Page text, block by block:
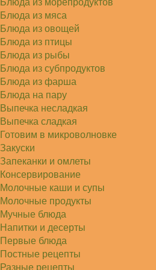
Блюда из морепродуктов
Блюда из мяса
Блюда из овощей
Блюда из птицы
Блюда из рыбы
Блюда из субпродуктов
Блюда из фарша
Блюда на пару
Выпечка несладкая
Выпечка сладкая
Готовим в микроволновке
Закуски
Запеканки и омлеты
Консервирование
Молочные каши и супы
Молочные продукты
Мучные блюда
Напитки и десерты
Первые блюда
Постные рецепты
Разные рецепты